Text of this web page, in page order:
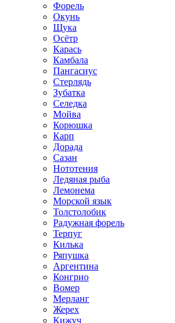
Форель
Окунь
Щука
Осётр
Карась
Камбала
Пангасиус
Стерлядь
Зубатка
Селедка
Мойва
Корюшка
Карп
Дорада
Сазан
Нототения
Ледяная рыба
Лемонема
Морской язык
Толстолобик
Радужная форель
Терпуг
Килька
Ряпушка
Аргентина
Конгрио
Вомер
Мерланг
Жерех
Кижуч